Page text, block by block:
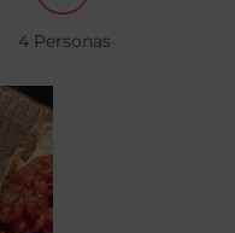
4 Personas